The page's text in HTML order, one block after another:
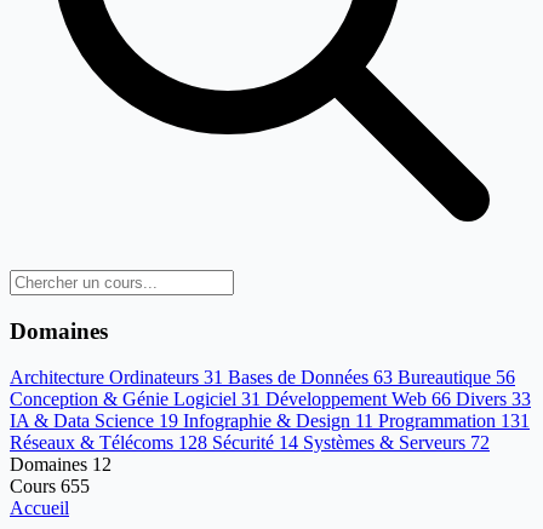
Domaines
Architecture Ordinateurs 31 Bases de Données 63 Bureautique 56
Conception & Génie Logiciel 31 Développement Web 66 Divers 33
IA & Data Science 19 Infographie & Design 11 Programmation 131
Réseaux & Télécoms 128 Sécurité 14 Systèmes & Serveurs 72
Domaines 12
Cours 655
Accueil